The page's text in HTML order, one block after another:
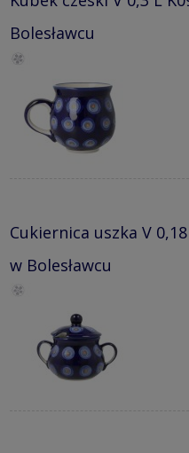
Bolesławcu
Cukiernica uszka V
w Bolesławcu